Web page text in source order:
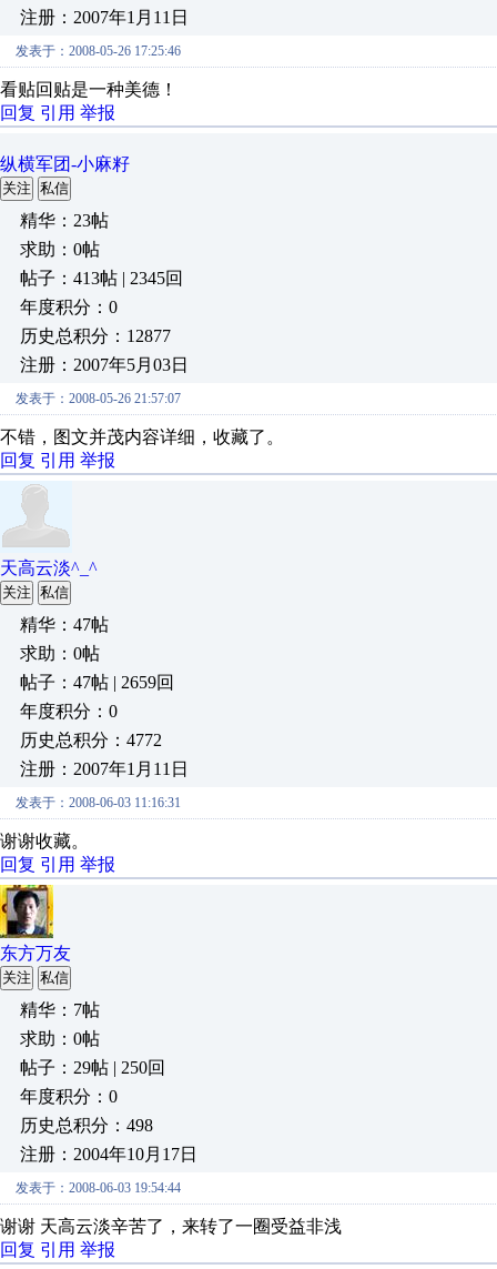
注册：2007年1月11日
发表于：2008-05-26 17:25:46
看贴回贴是一种美德！
回复 引用 举报
纵横军团-小麻籽
关注 私信
精华：23帖
求助：0帖
帖子：413帖 | 2345回
年度积分：0
历史总积分：12877
注册：2007年5月03日
发表于：2008-05-26 21:57:07
不错，图文并茂内容详细，收藏了。
回复 引用 举报
天高云淡^_^
关注 私信
精华：47帖
求助：0帖
帖子：47帖 | 2659回
年度积分：0
历史总积分：4772
注册：2007年1月11日
发表于：2008-06-03 11:16:31
谢谢收藏。
回复 引用 举报
东方万友
关注 私信
精华：7帖
求助：0帖
帖子：29帖 | 250回
年度积分：0
历史总积分：498
注册：2004年10月17日
发表于：2008-06-03 19:54:44
谢谢 天高云淡辛苦了，来转了一圈受益非浅
回复 引用 举报